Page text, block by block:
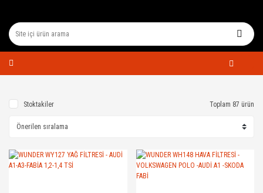
Stoktakiler Toplam 87 ürün